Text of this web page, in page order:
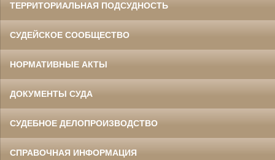
ТЕРРИТОРИАЛЬНАЯ ПОДСУДНОСТЬ
СУДЕЙСКОЕ СООБЩЕСТВО
НОРМАТИВНЫЕ АКТЫ
ДОКУМЕНТЫ СУДА
СУДЕБНОЕ ДЕЛОПРОИЗВОДСТВО
СПРАВОЧНАЯ ИНФОРМАЦИЯ